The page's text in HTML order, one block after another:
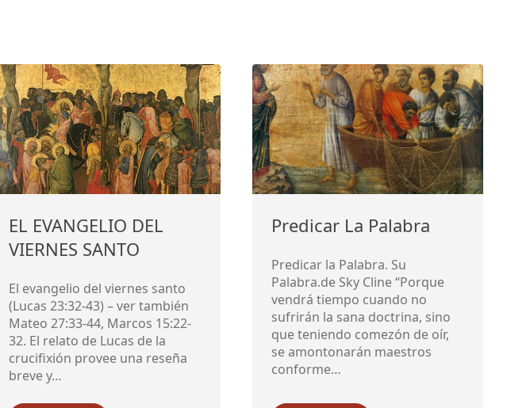
EL EVANGELIO DEL
VIERNES SANTO
El evangelio del viernes santo
(Lucas 23:32-43) – ver también
Mateo 27:33-44, Marcos 15:22-
32. El relato de Lucas de la
crucifixión provee una reseña
breve y…
Predicar La Palabra
Predicar la Palabra. Su
Palabra.de Sky Cline “Porque
vendrá tiempo cuando no
sufrirán la sana doctrina, sino
que teniendo comezón de oír,
se amontonarán maestros
conforme…